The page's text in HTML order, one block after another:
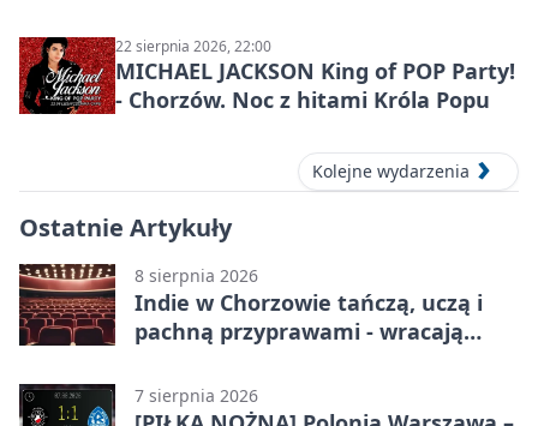
22 sierpnia 2026, 22:00
MICHAEL JACKSON King of POP Party!
- Chorzów. Noc z hitami Króla Popu
Kolejne wydarzenia
Ostatnie Artykuły
8 sierpnia 2026
Indie w Chorzowie tańczą, uczą i
pachną przyprawami - wracają
7 sierpnia 2026